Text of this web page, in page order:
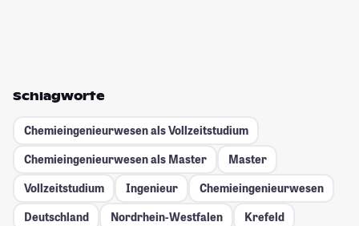
Schlagworte
Chemieingenieurwesen als Vollzeitstudium
Chemieingenieurwesen als Master
Master
Vollzeitstudium
Ingenieur
Chemieingenieurwesen
Deutschland
Nordrhein-Westfalen Krefeld